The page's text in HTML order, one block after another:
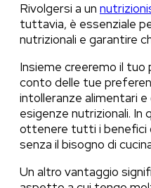
Rivolgersi a un
tuttavia, è essenziale
nutrizionali e garantire
Insieme creeremo il
conto delle tue
intolleranze alimentari
esigenze nutrizionali. In
ottenere tutti i benefici
senza il bisogno di
Un altro vantaggio